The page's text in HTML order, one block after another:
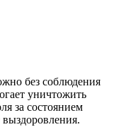
без соблюдения
уничтожить
за состоянием